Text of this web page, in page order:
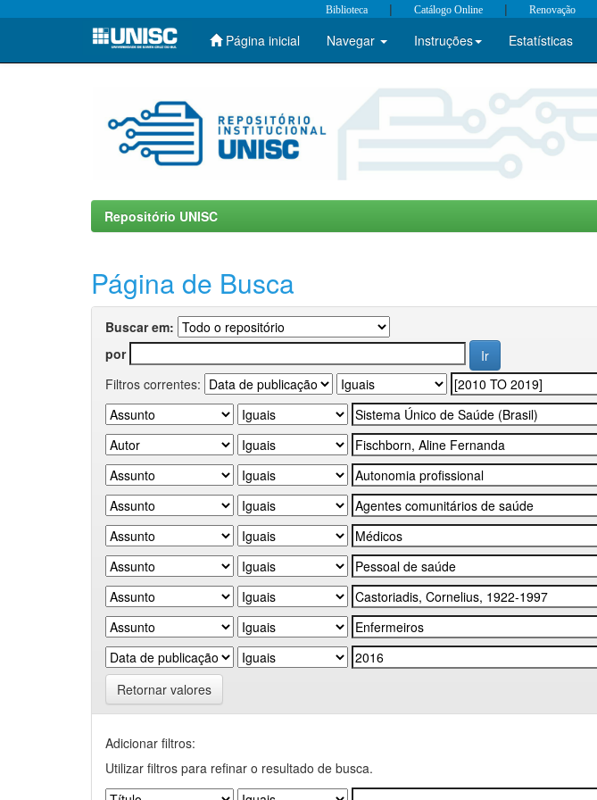
Skip
Biblioteca | Catálogo Online | Renovação
Página inicial Navegar Instruções Estatísticas
Repositório UNISC
Página de Busca
Buscar em:
por
Filtros correntes:
Retornar valores
Adicionar filtros:
Utilizar filtros para refinar o resultado de busca.